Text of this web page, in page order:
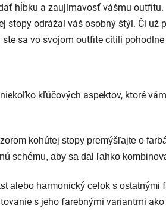
hĺbku a zaujímavosť vášmu outfitu.
stopy odrážal váš osobný štýl. Či
sa vo svojom outfite cítili
kľúčových aspektov, ktoré
kohútej stopy premýšľajte o
schému, aby sa dal ľahko
alebo harmonický celok s ostatnými
s jeho farebnými variantmi